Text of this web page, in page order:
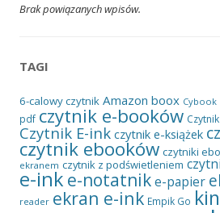
Brak powiązanych wpisów.
TAGI
6-calowy czytnik Amazon boox Cybook
pdf czytnik e-booków
Czytnik E-ink czytnik e-książek
czytnik ebooków czytniki
ekranem czytnik z podświetleniem
e-ink e-notatnike-papier
reader ekran e-ink Empik Go